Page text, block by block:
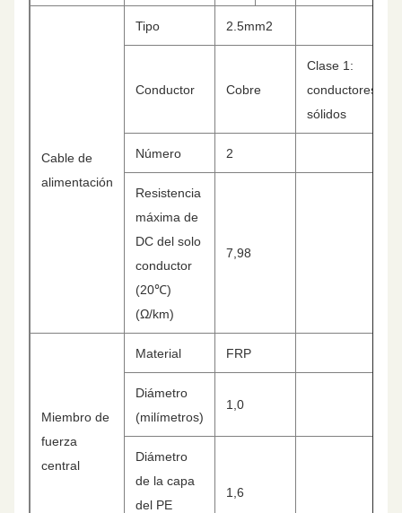
Cable de
alimentación
Tipo 2.5mm2
Conductor Cobre
Clase 1:
conductores
sólidos
Número 2
Resistencia
máxima de
DC del solo
conductor
(20℃)
(Ω/km)
7,98
Miembro de
fuerza
central
Material FRP
Diámetro
(milímetros)
1,0
Diámetro
de la capa
del PE
1,6